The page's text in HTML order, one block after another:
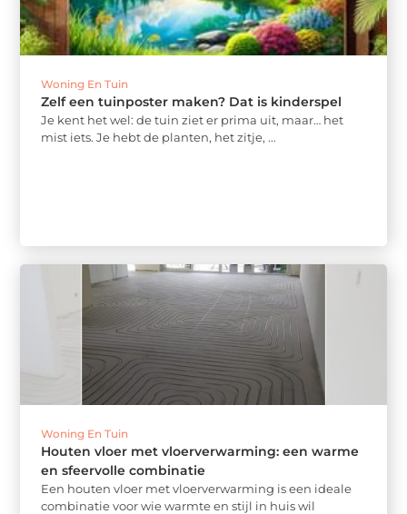
Woning En Tuin
Zelf een tuinposter maken? Dat is kinderspel
Je kent het wel: de tuin ziet er prima uit, maar… het
mist iets. Je hebt de planten, het zitje, ...
Woning En Tuin
Houten vloer met vloerverwarming: een warme
en sfeervolle combinatie
Een houten vloer met vloerverwarming is een ideale
combinatie voor wie warmte en stijl in huis wil